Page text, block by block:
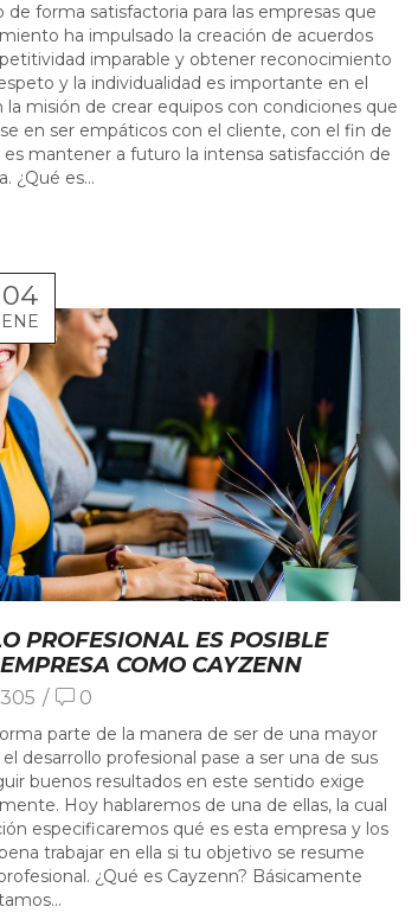
forma satisfactoria para las empresas que
ha impulsado la creación de acuerdos
imparable y obtener reconocimiento
y la individualidad es importante en el
misión de crear equipos con condiciones que
en ser empáticos con el cliente, con el fin de
mantener a futuro la intensa satisfacción de
¿Qué es...
04
ENE
PROFESIONAL ES POSIBLE
COMO CAYZENN
/ 0
parte de la manera de ser de una mayor
desarrollo profesional pase a ser una de sus
buenos resultados en este sentido exige
Hoy hablaremos de una de ellas, la cual
especificaremos qué es esta empresa y los
trabajar en ella si tu objetivo se resume
¿Qué es Cayzenn? Básicamente